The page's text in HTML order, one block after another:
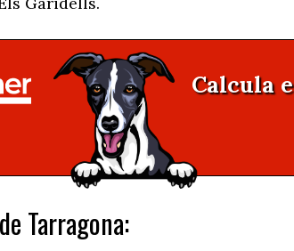
Calcula
Tarragona: